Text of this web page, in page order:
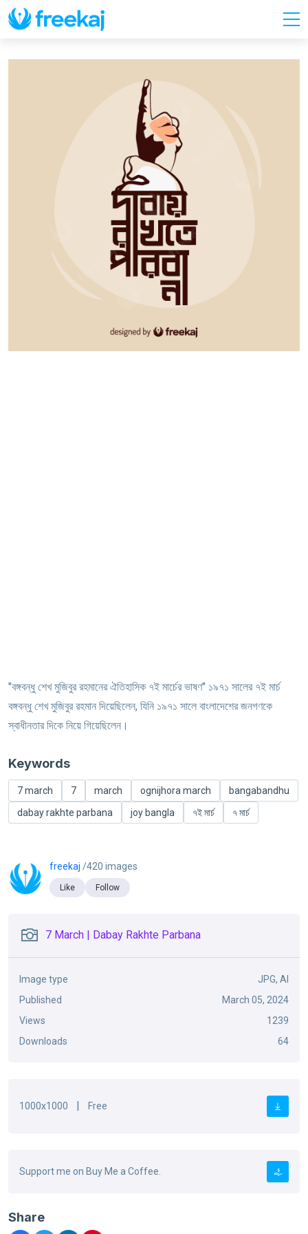
"বঙ্গবন্ধু শেখ মুজিবুর রহমানের ঐতিহাসিক ৭ই মার্চের ভাষণ" ১৯৭১ সালের ৭ই মার্চ
বঙ্গবন্ধু শেখ মুজিবুর রহমান দিয়েছিলেন, যিনি ১৯৭১ সালে বাংলাদেশের জনগণকে
স্বাধীনতার দিকে নিয়ে গিয়েছিলেন।
Keywords
7 march 7 march ognijhora march
bangabandhu
dabay rakhte parbana
joy bangla ৭ই মার্চ ৭ মার্চ
freekaj /420 images
Like Follow
7 March | Dabay Rakhte Parbana
Image type
JPG, AI
Published
March 05, 2024
Views
1239
Downloads
64
1000x1000 Free
Support me on Buy Me a Coffee.
Share